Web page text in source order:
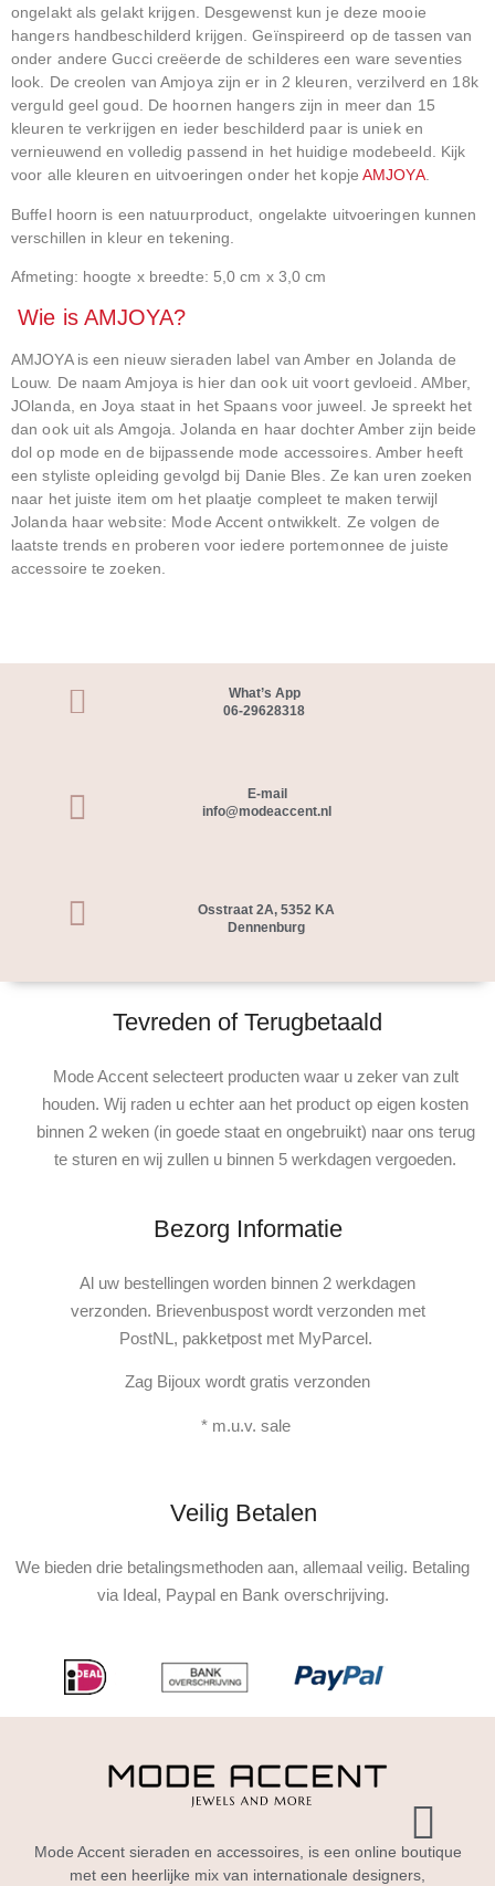
ongelakt als gelakt krijgen. Desgewenst kun je deze mooie
hangers handbeschilderd krijgen. Geïnspireerd op de tassen van
onder andere Gucci creëerde de schilderes een ware seventies
look. De creolen van Amjoya zijn er in 2 kleuren, verzilverd en 18k
verguld geel goud. De hoornen hangers zijn in meer dan 15
kleuren te verkrijgen en ieder beschilderd paar is uniek en
vernieuwend en volledig passend in het huidige modebeeld. Kijk
voor alle kleuren en uitvoeringen onder het kopjeAMJOYA.
Buffel hoorn is een natuurproduct, ongelakte uitvoeringen kunnen
verschillen in kleur en tekening.
Afmeting: hoogte x breedte: 5,0 cm x 3,0 cm
Wie is AMJOYA?
AMJOYA is een nieuw sieraden label van Amber en Jolanda de
Louw. De naam Amjoya is hier dan ook uit voort gevloeid. AMber,
JOlanda, en Joya staat in het Spaans voor juweel. Je spreekt het
dan ook uit als Amgoja. Jolanda en haar dochter Amber zijn beide
dol op mode en de bijpassende mode accessoires. Amber heeft
een styliste opleiding gevolgd bij Danie Bles. Ze kan uren zoeken
naar het juiste item om het plaatje compleet te maken terwijl
Jolanda haar website: Mode Accent ontwikkelt. Ze volgen de
laatste trends en proberen voor iedere portemonnee de juiste
accessoire te zoeken.
What’s App
06-29628318
E-mail
info@modeaccent.nl
Osstraat 2A, 5352 KA
Dennenburg
Tevreden of Terugbetaald
Mode Accent selecteert producten waar u zeker van zult
houden. Wij raden u echter aan het product op eigen kosten
binnen 2 weken (in goede staat en ongebruikt) naar ons terug
te sturen en wij zullen u binnen 5 werkdagen vergoeden.
Bezorg Informatie
Al uw bestellingen worden binnen 2 werkdagen
verzonden. Brievenbuspost wordt verzonden met
PostNL, pakketpost met MyParcel.
Zag Bijoux wordt gratis verzonden
* m.u.v. sale
Veilig Betalen
We bieden drie betalingsmethoden aan, allemaal veilig. Betaling
via Ideal, Paypal en Bank overschrijving.
Mode Accent sieraden en accessoires, is een online boutique
met een heerlijke mix van internationale designers,